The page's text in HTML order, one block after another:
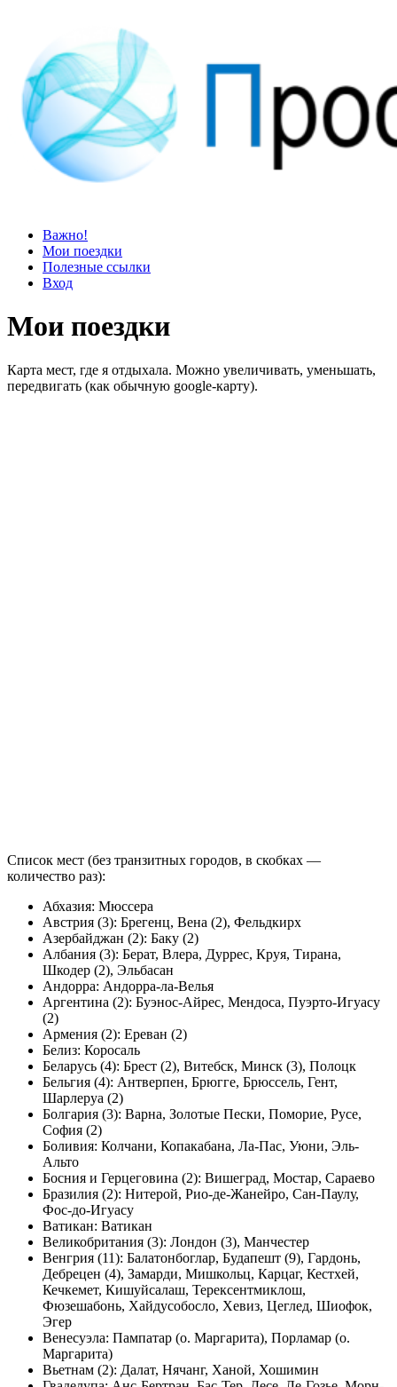
Просто блог
Мир удивительней, чем кажется
Важно!
Мои поездки
Полезные ссылки
Вход
Мои поездки
Карта мест, где я отдыхала. Можно увеличивать, уменьшать,
передвигать (как обычную google-карту).
Список мест (без транзитных городов, в скобках —
количество раз):
Абхазия: Мюссера
Австрия (3): Брегенц, Вена (2), Фельдкирх
Азербайджан (2): Баку (2)
Албания (3): Берат, Влера, Дуррес, Круя, Тирана,
Шкодер (2), Эльбасан
Андорра: Андорра-ла-Велья
Аргентина (2): Буэнос-Айрес, Мендоса, Пуэрто-Игуасу
(2)
Армения (2): Ереван (2)
Белиз: Коросаль
Беларусь (4): Брест (2), Витебск, Минск (3), Полоцк
Бельгия (4): Антверпен, Брюгге, Брюссель, Гент,
Шарлеруа (2)
Болгария (3): Варна, Золотые Пески, Поморие, Русе,
София (2)
Боливия: Колчани, Копакабана, Ла-Пас, Уюни, Эль-
Альто
Босния и Герцеговина (2): Вишеград, Мостар, Сараево
Бразилия (2): Нитерой, Рио-де-Жанейро, Сан-Паулу,
Фос-до-Игуасу
Ватикан: Ватикан
Великобритания (3): Лондон (3), Манчестер
Венгрия (11): Балатонбоглар, Будапешт (9), Гардонь,
Дебрецен (4), Замарди, Мишкольц, Карцаг, Кестхей,
Кечкемет, Кишуйсалаш, Терексентмиклош,
Фюзешабонь, Хайдусобосло, Хевиз, Цеглед, Шиофок,
Эгер
Венесуэла: Пампатар (о. Маргарита), Порламар (о.
Маргарита)
Вьетнам (2): Далат, Нячанг, Ханой, Хошимин